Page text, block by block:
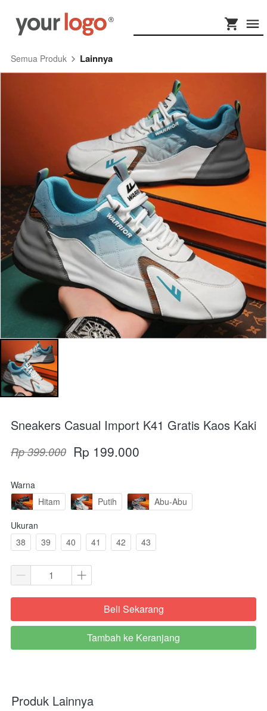
Semua Produk Lainnya
Sneakers Casual Import K41 Gratis Kaos Kaki
Rp 399.000 Rp 199.000
Warna
Hitam
Putih
Abu-Abu
Ukuran
38
39 40 41 42 43
`Beli Sekarang
`
Tambah ke Keranjang
Produk Lainnya